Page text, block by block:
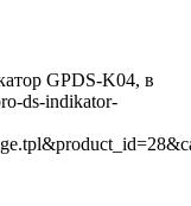
GPDS-K04, в
ds-indikator-